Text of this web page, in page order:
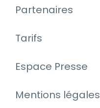
Partenaires
Tarifs
Espace Presse
Mentions légales